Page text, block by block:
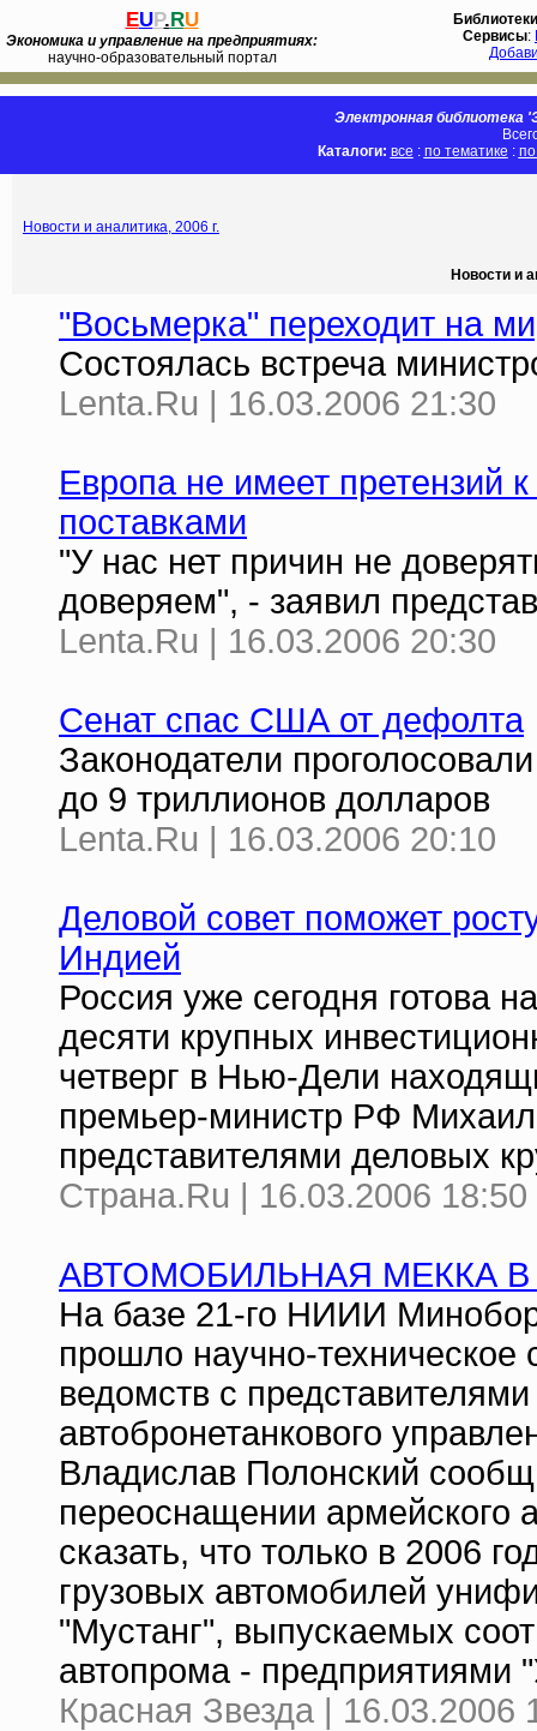
EUP.RU
Экономика и управление на предприятиях:
научно-образовательный портал
Библиотеки
Сервисы:
Электронная библиотека
Каталоги: все : по тематике :
Новости и аналитика, 2006 г.
Новости и
"Восьмерка" переходит на
Состоялась встреча
Lenta.Ru | 16.03.2006 21:30
Европа не имеет претензий
поставками
"У нас нет причин не
доверяем", - заявил
Lenta.Ru | 16.03.2006 20:30
Сенат спас США от дефолта
Законодатели
до 9 триллионов долларов
Lenta.Ru | 16.03.2006 20:10
Деловой совет поможет
Индией
Россия уже сегодня готова
десяти крупных
четверг в Нью-Дели
премьер-министр РФ
представителями деловых
Страна.Ru | 16.03.2006 18:50
АВТОМОБИЛЬНАЯ МЕККА
На базе 21-го НИИИ
прошло научно-техническое
ведомств с
автобронетанкового
Владислав Полонский
переоснащении армейского
сказать, что только в 2006
грузовых автомобилей
"Мустанг", выпускаемых
автопрома - предприятиями
Красная Звезда | 16.03.2006